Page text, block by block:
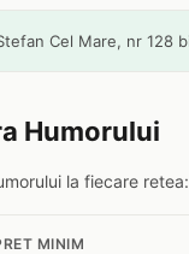
Cel Mare, nr 128
Humorului
la fiecare
MINIM